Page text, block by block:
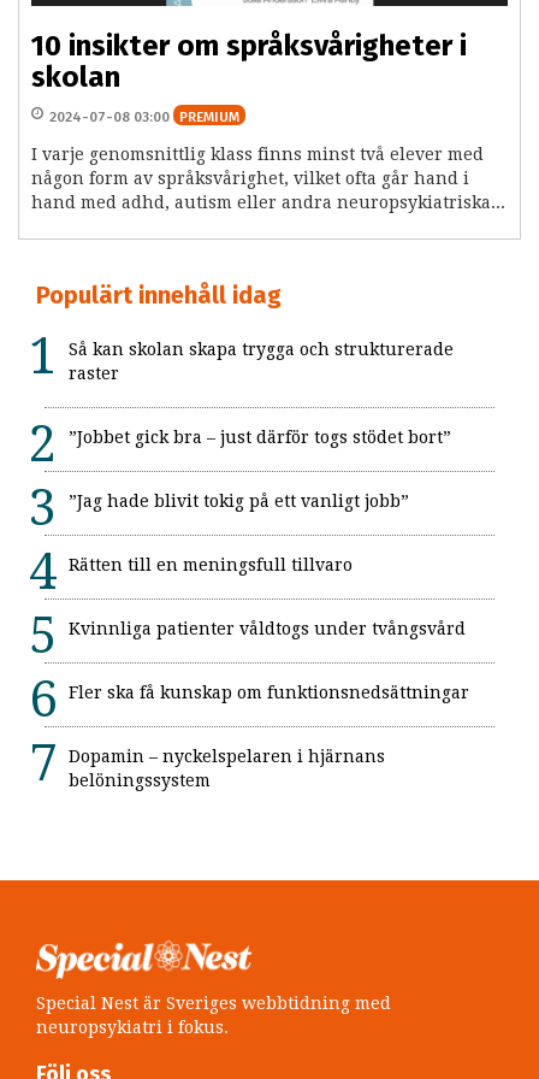
10 insikter om språksvårigheter i
skolan
2024-07-08 03:00 PREMIUM
I varje genomsnittlig klass finns minst två elever med
någon form av språksvårighet, vilket ofta går hand i
hand med adhd, autism eller andra neuropsykiatriska...
Populärt innehåll idag
Så kan skolan skapa trygga och strukturerade
raster
”Jobbet gick bra – just därför togs stödet bort”
”Jag hade blivit tokig på ett vanligt jobb”
Rätten till en meningsfull tillvaro
Kvinnliga patienter våldtogs under tvångsvård
Fler ska få kunskap om funktionsnedsättningar
Dopamin – nyckelspelaren i hjärnans
belöningssystem
Special Nest är Sveriges webbtidning med
neuropsykiatri i fokus.